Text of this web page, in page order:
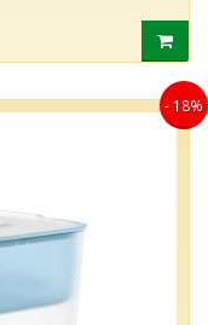
- 18%